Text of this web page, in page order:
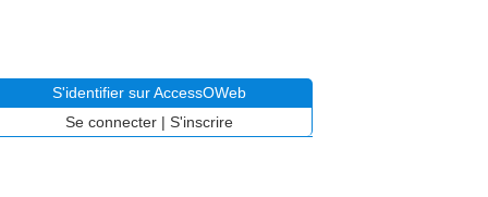
S'identifier sur AccessOWeb
Se connecter | S'inscrire